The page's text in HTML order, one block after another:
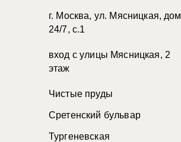
г. Москва, ул. Мясницкая, дом
24/7, с.1
вход с улицы Мясницкая, 2
этаж
Чистые пруды
Сретенский бульвар
Тургеневская